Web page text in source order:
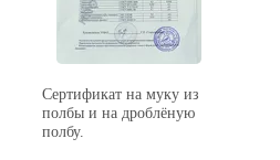
Сертификат на муку из
полбы и на дроблёную
полбу.